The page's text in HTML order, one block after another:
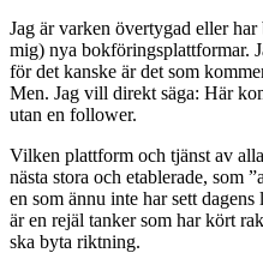
Jag är varken övertygad eller
mig) nya bokföringsplattformar.
för det kanske är det som
Men. Jag vill direkt säga: Här
utan en follower.
Vilken plattform och tjänst av
nästa stora och etablerade, som
en som ännu inte har sett
är en rejäl tanker som har kört
ska byta riktning.